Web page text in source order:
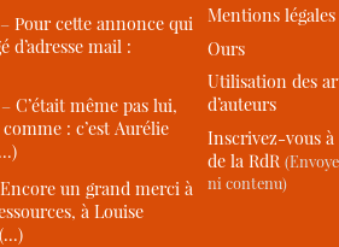
–Pour cette annonce qui
d’adresse mail :
–C’était même pas lui,
: c’est Aurélie
Encore un grand merci à
à Louise
Mentions légales
Ours
Utilisation des
d’auteurs
Inscrivez-vous
de la RdR
ni contenu)